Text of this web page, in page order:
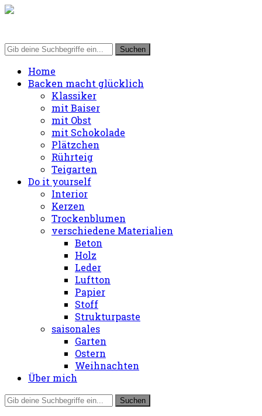
Home
Backen macht glücklich
Klassiker
mit Baiser
mit Obst
mit Schokolade
Plätzchen
Rührteig
Teigarten
Do it yourself
Interior
Kerzen
Trockenblumen
verschiedene Materialien
Beton
Holz
Leder
Luftton
Papier
Stoff
Strukturpaste
saisonales
Garten
Ostern
Weihnachten
Über mich